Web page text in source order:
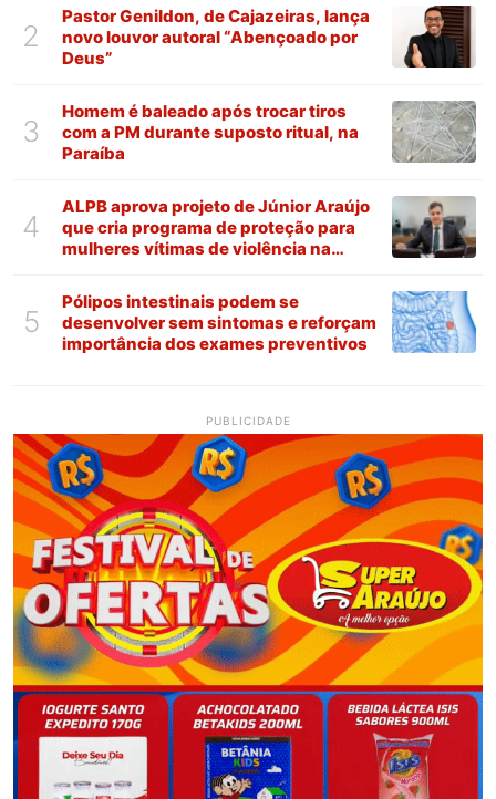
2
Pastor Genildon, de Cajazeiras, lança
novo louvor autoral “Abençoado por
Deus”
3
Homem é baleado após trocar tiros
com a PM durante suposto ritual, na
Paraíba
4
ALPB aprova projeto de Júnior Araújo
que cria programa de proteção para
mulheres vítimas de violência na
5
Pólipos intestinais podem se
desenvolver sem sintomas e reforçam
importância dos exames preventivos
PUBLICIDADE